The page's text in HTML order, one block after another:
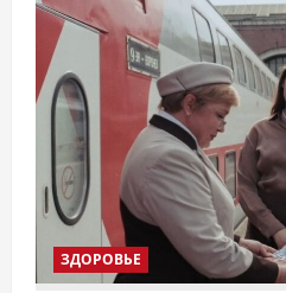
п
с
ЗДОРОВЬЕ